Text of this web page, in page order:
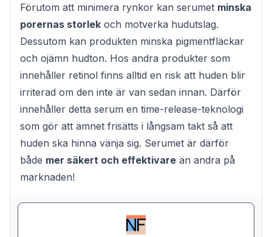
Förutom att minimera rynkor kan serumet minska
porernas storlek och motverka hudutslag.
Dessutom kan produkten minska pigmentfläckar
och ojämn hudton. Hos andra produkter som
innehåller retinol finns alltid en risk att huden blir
irriterad om den inte är van sedan innan. Därför
innehåller detta serum en time-release-teknologi
som gör att ämnet frisätts i långsam takt så att
huden ska hinna vänja sig. Serumet är därför
både mer säkert och effektivare än andra på
marknaden!